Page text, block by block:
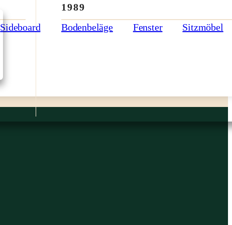
Sideboard
1989
Bodenbeläge
Fenster Sitzmöbel